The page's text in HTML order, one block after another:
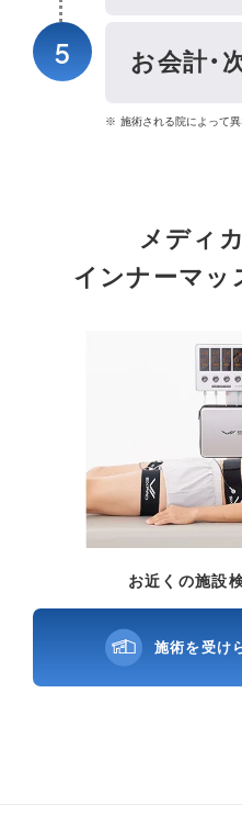
5 お会計・
施術される院によって異
メディ
インナーマッ
お近くの施設
施術を受け